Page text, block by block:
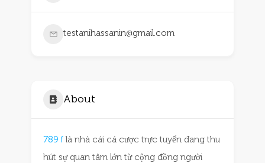
testanihassanin@gmail.com
About
789 f là nhà cái cá cược trực tuyến đang thu
hút sự quan tâm lớn từ cộng đồng người